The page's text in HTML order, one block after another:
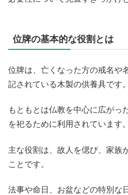
位牌の基本的な役割とは
位牌は、亡くなった方の戒名や
記されている木製の供養具です。
もともとは仏教を中心に広がっ
を祀るために利用されています。
主な役割は、故人を偲び、家族
ことです。
法事や命日、お盆などの特別な